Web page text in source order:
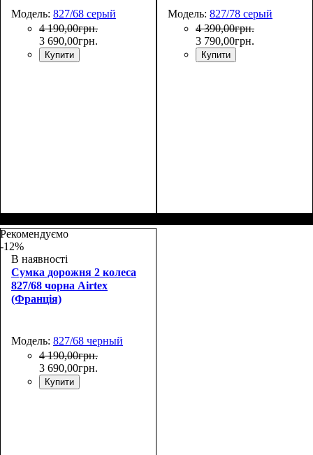
Модель: 827/68 серый
4 190,00грн.
3 690,00грн.
Купити
68х36х32
Модель: 827/78 серый
4 390,00грн.
3 790,00грн.
Купити
Рекомендуємо
-12%
В наявності
Сумка дорожня 2 колеса
827/68 чорна Airtex
(Франція)
Модель: 827/68 черный
4 190,00грн.
3 690,00грн.
Купити